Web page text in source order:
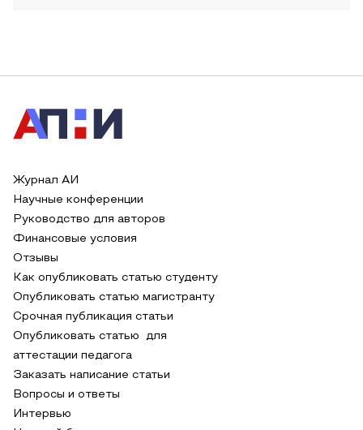
Журнал АИ
Научные конференции
Руководство для авторов
Финансовые условия
Отзывы
Как опубликовать статью студенту
Опубликовать статью магистранту
Срочная публикация статьи
Опубликовать статью для
аттестации педагога
Заказать написание статьи
Вопросы и ответы
Интервью